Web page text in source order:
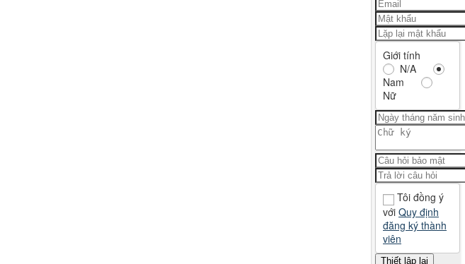
Giới tính
N/A
Nam
Nữ
Tôi đồng ý
với Quy định
đăng ký thành
viên